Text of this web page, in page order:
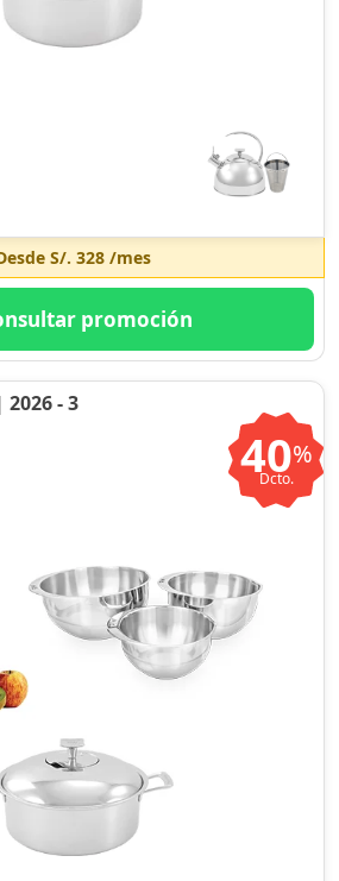
S/. 328/mes
promoción
2026 - 3
40%
Dcto.